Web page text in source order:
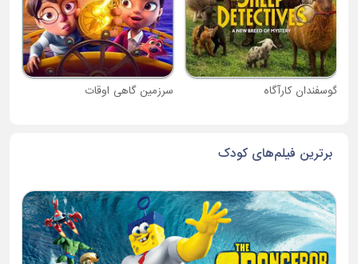
گوسفندان کارآگاه سرزمین گاهی اوقات
برترین فیلم‌های کودک